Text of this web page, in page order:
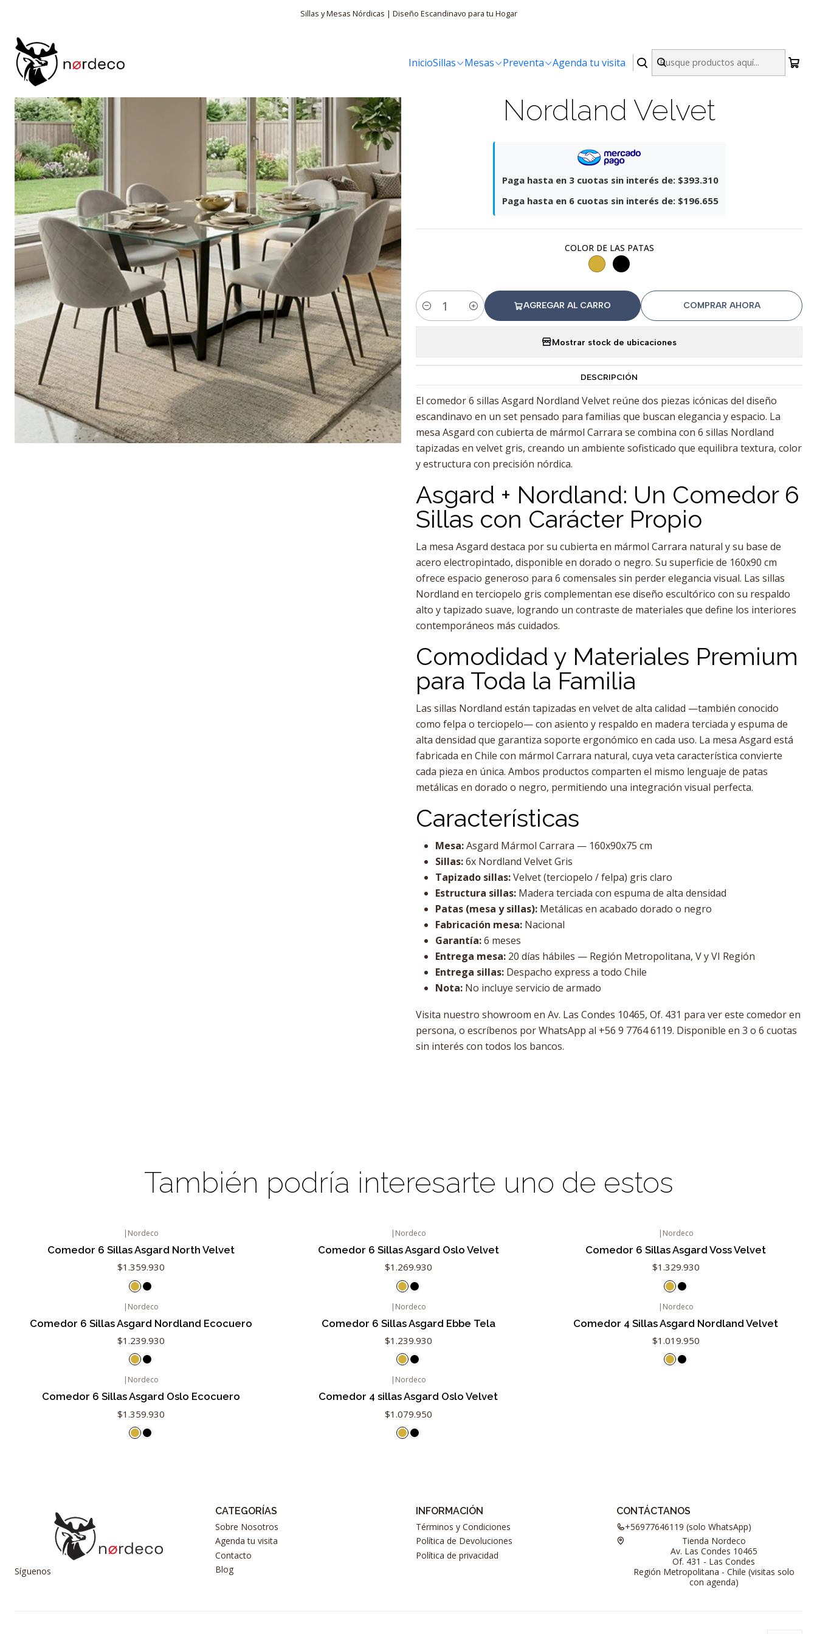
InicioSillas Mesas Preventa Agenda tu visita
Sillas y Mesas Nórdicas | Diseño Escandinavo para tu Hogar
Comedor 6 Sillas Asgard Nordland Velvet
|
Comedor 6 Sillas Asgard
Nordland Velvet
Paga hasta en 3 cuotas sin interés de: $393.310
Paga hasta en 6 cuotas sin interés de: $196.655
COLOR DE LAS PATAS
Cantidad
AGREGAR AL CARRO COMPRAR AHORA
Mostrar stock de ubicaciones
DESCRIPCIÓN
El comedor 6 sillas Asgard Nordland Velvet reúne dos piezas icónicas del diseño
escandinavo en un set pensado para familias que buscan elegancia y espacio. La
mesa Asgard con cubierta de mármol Carrara se combina con 6 sillas Nordland
tapizadas en velvet gris, creando un ambiente sofisticado que equilibra textura, color
y estructura con precisión nórdica.
Asgard + Nordland: Un Comedor 6
Sillas con Carácter Propio
La mesa Asgard destaca por su cubierta en mármol Carrara natural y su base de
acero electropintado, disponible en dorado o negro. Su superficie de 160x90 cm
ofrece espacio generoso para 6 comensales sin perder elegancia visual. Las sillas
Nordland en terciopelo gris complementan ese diseño escultórico con su respaldo
alto y tapizado suave, logrando un contraste de materiales que define los interiores
contemporáneos más cuidados.
Comodidad y Materiales Premium
para Toda la Familia
Las sillas Nordland están tapizadas en velvet de alta calidad —también conocido
como felpa o terciopelo— con asiento y respaldo en madera terciada y espuma de
alta densidad que garantiza soporte ergonómico en cada uso. La mesa Asgard está
fabricada en Chile con mármol Carrara natural, cuya veta característica convierte
cada pieza en única. Ambos productos comparten el mismo lenguaje de patas
metálicas en dorado o negro, permitiendo una integración visual perfecta.
Características
Mesa:Asgard Mármol Carrara — 160x90x75 cm
Sillas:6x Nordland Velvet Gris
Tapizado sillas:Velvet (terciopelo / felpa) gris claro
Estructura sillas: Madera terciada con espuma de alta densidad
Patas (mesa y sillas): Metálicas en acabado dorado o negro
Fabricación mesa: Nacional
Garantía:6 meses
Entrega mesa: 20 días hábiles — Región Metropolitana, V y VI Región
Entrega sillas: Despacho express a todo Chile
Nota: No incluye servicio de armado
Visita nuestro showroom en Av. Las Condes 10465, Of. 431 para ver este comedor en
persona, o escríbenos por WhatsApp al +56 9 7764 6119. Disponible en 3 o 6 cuotas
sin interés con todos los bancos.
También podría interesarte uno de estos
| Nordeco
Comedor 6 Sillas Asgard North Velvet
$1.359.930
| Nordeco
Comedor 6 Sillas Asgard Oslo Velvet
$1.269.930
| Nordeco
Comedor 6 Sillas Asgard Voss Velvet
$1.329.930
| Nordeco
Comedor 6 Sillas Asgard Nordland Ecocuero
$1.239.930
| Nordeco
Comedor 6 Sillas Asgard Ebbe Tela
$1.239.930
| Nordeco
Comedor 4 Sillas Asgard Nordland Velvet
$1.019.950
| Nordeco
Comedor 6 Sillas Asgard Oslo Ecocuero
$1.359.930
| Nordeco
Comedor 4 sillas Asgard Oslo Velvet
$1.079.950
Síguenos
CATEGORÍAS
Sobre Nosotros
Agenda tu visita
Contacto
Blog
INFORMACIÓN
Términos y Condiciones
Política de Devoluciones
Política de privacidad
CONTÁCTANOS
+56977646119 (solo WhatsApp)
Tienda Nordeco
Av. Las Condes 10465
Of. 431 - Las Condes
Región Metropolitana - Chile (visitas solo
con agenda)